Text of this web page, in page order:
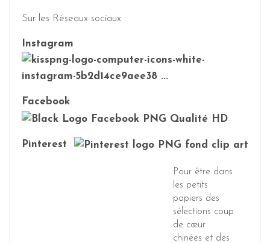
Sur les Réseaux sociaux :
Instagram
Facebook
Pinterest
Pour être dans
les petits
papiers des
sélections coup
de cœur
chinées et des